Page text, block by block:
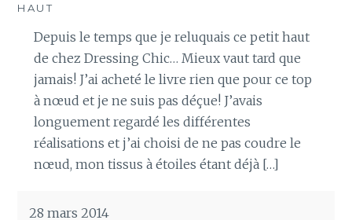
HAUT
Depuis le temps que je reluquais ce petit haut
de chez Dressing Chic… Mieux vaut tard que
jamais! J’ai acheté le livre rien que pour ce top
à nœud et je ne suis pas déçue! J’avais
longuement regardé les différentes
réalisations et j’ai choisi de ne pas coudre le
nœud, mon tissus à étoiles étant déjà […]
28 mars 2014